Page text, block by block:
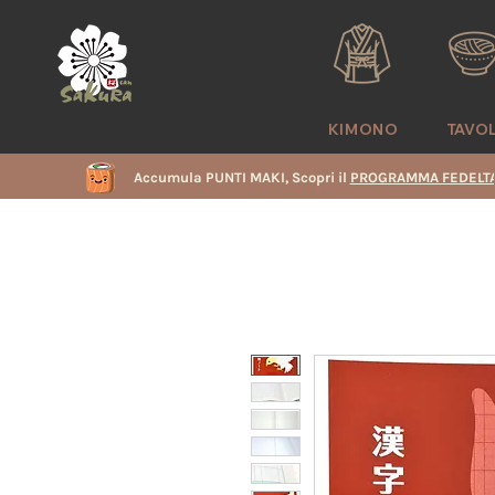
KIMONO
Accumula PUNTI MAKI, Scopri il PROGRAMMA FEDELTA'